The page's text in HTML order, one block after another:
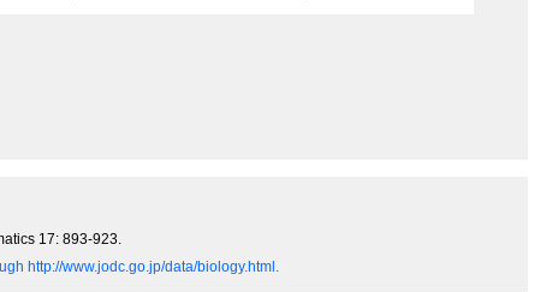
17: 893-923.
http://www.jodc.go.jp/data/biology.html.